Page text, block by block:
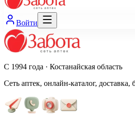
Войти
С 1994 года · Костанайская область
Сеть аптек, онлайн-каталог,